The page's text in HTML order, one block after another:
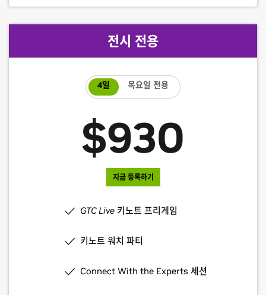
$1,260
키노트(월요일, 좌석 한정)
GTC Live 키노트 프리게임 (월요일)
키노트 워치 파티 (월요일)
전시 전용
4일 목요일 전용
$930
지금 등록하기
GTC Live 키노트 프리게임
키노트 워치 파티
Connect With the Experts 세션